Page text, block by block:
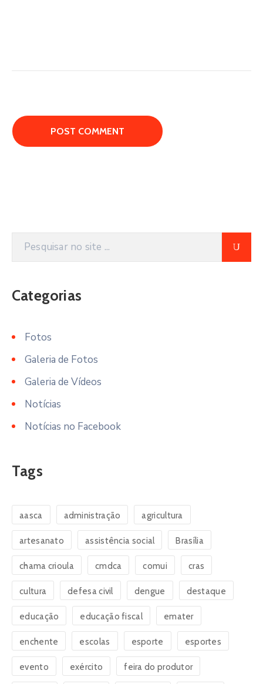
Categorias
Fotos
Galeria de Fotos
Galeria de Vídeos
Notícias
Notícias no Facebook
Tags
aasca administração agricultura
artesanato assistência social Brasília
chama crioula cmdca comui cras
cultura defesa civil dengue destaque
educação educação fiscal emater
enchente escolas esporte esportes
evento exército feira do produtor